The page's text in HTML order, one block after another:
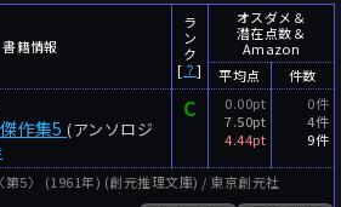
件
人
先月以降 今月以降
年
書籍情報
ラ
ン
ク
[ ？]
オスダメ＆
潜在点数＆
Amazon
平均点
件数
作集5 (アンソロジ
C
0.00pt
7.50pt
4.44pt
0件
4件
9件
第5〉 (1961年) (創元推理文庫) / 東京創元社